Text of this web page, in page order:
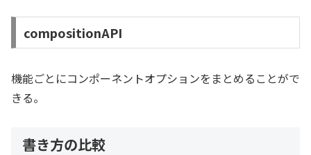
compositionAPI
機能ごとにコンポーネントオプションをまとめることがで
きる。
書き方の比較